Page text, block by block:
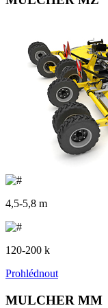
4,5-5,8 m
120-200 k
Prohlédnout
MULCHER MM